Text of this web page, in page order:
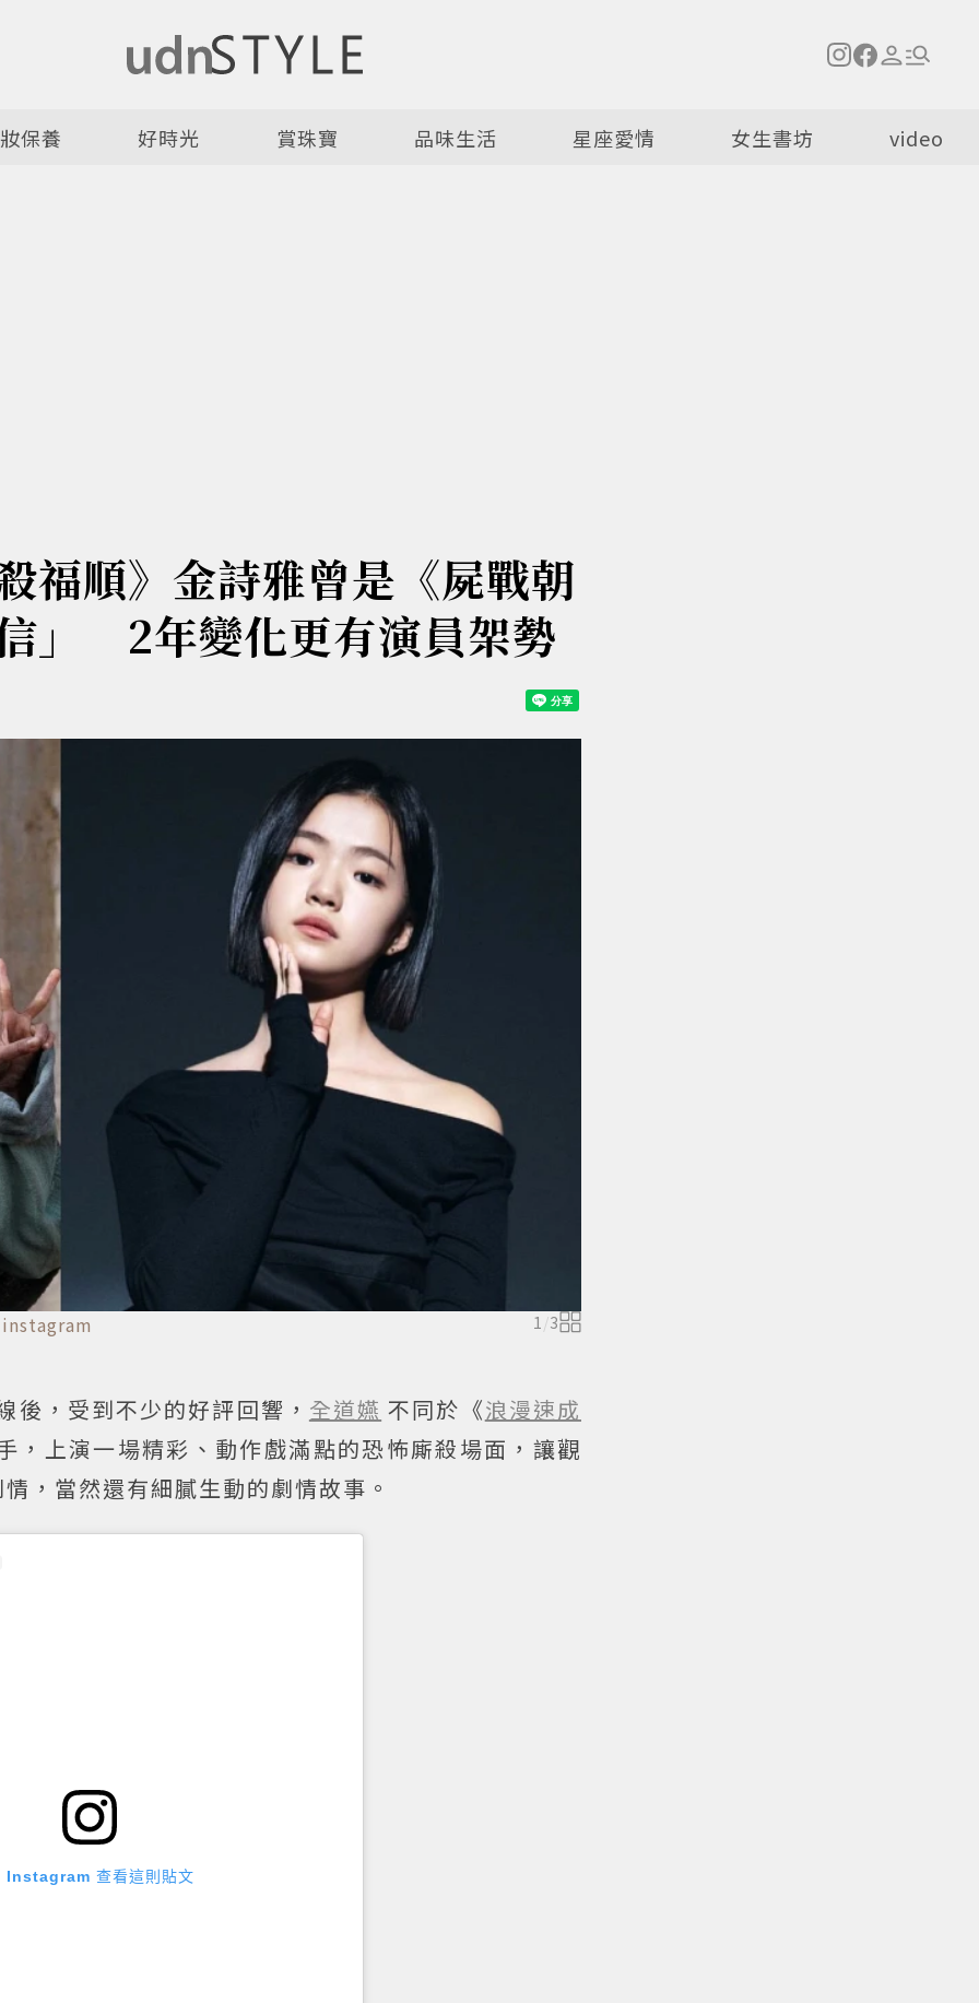
保養 好時光 賞珠寶 品味生活 星座愛情 女生書坊 video
福順》金詩雅曾是《屍戰朝
」 2年變化更有演員架勢
instagram 1 /3
，受到不少的好評回響， 全道嬿 不同於《浪漫速成
，上演一場精彩、動作戲滿點的恐怖廝殺場面，讓觀
，當然還有細膩生動的劇情故事。
Instagram 查看這則貼文